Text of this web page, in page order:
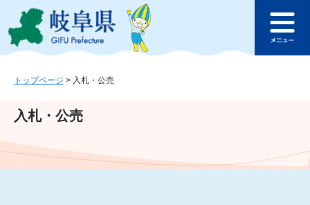
ジ
ュ
文
このページの本文へ
ュ
トップページ > 入札・公売
入札・公売